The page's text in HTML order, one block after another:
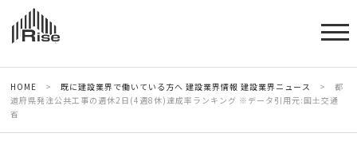
HOME > 既に建設業界で働いている方へ 建設業界情報 建設業界ニュース >
都
道府県発注公共工事の週休2日(4週8休)達成率ランキング ※データ引用元:国土交通
省